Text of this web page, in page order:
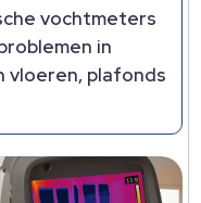
vochtmeters
in
vloeren, plafonds